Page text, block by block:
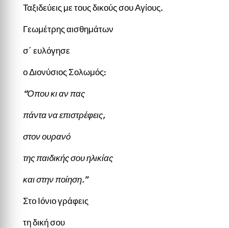
Ταξιδεύεις με τους δικούς σου Αγίους.
Γεωμέτρης αισθημάτων
σ΄ ευλόγησε
ο Διονύσιος Σολωμός:
“Όπου κι αν πας
πάντα να επιστρέφεις,
στον ουρανό
της παιδικής σου ηλικίας
και στην ποίηση.”
Στο Ιόνιο γράφεις
τη δική σου